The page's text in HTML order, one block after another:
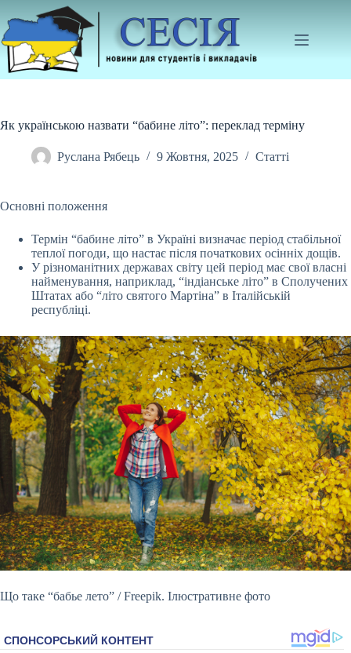
до
вмісту
Як українською назвати “бабине літо”: переклад терміну
Руслана Рябець 9 Жовтня, 2025 Статті
Основні положення
Термін “бабине літо” в Україні визначає період стабільної
теплої погоди, що настає після початкових осінніх дощів.
У різноманітних державах світу цей період має свої власні
найменування, наприклад, “індіанське літо” в Сполучених
Штатах або “літо святого Мартіна” в Італійській
республіці.
Що таке “бабье лето” / Freepik. Ілюстративне фото